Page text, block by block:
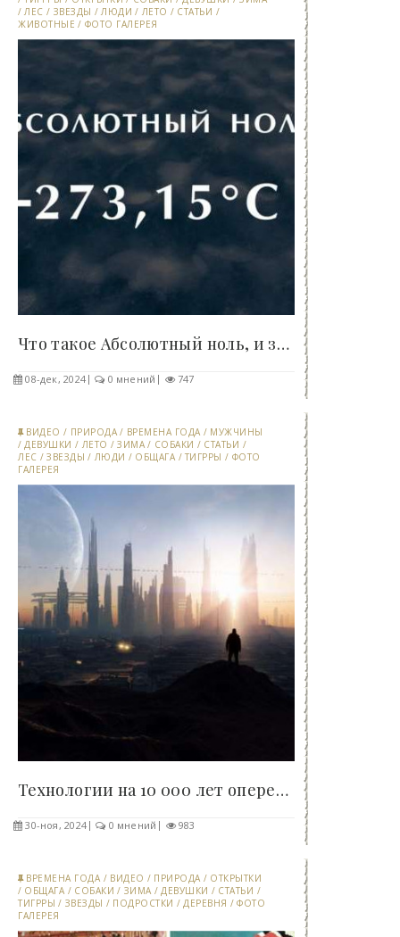
/ЛЕС / ЗВЕЗДЫ /ЛЮДИ / ЛЕТО / СТАТЬИ /
ЖИВОТНЫЕ / ФОТО ГАЛЕРЕЯ
Что такое Абсолютный ноль, и за счет чего..
08-дек, 2024 0 мнений 747
ВИДЕО / ПРИРОДА / ВРЕМЕНА ГОДА / МУЖЧИНЫ
/ДЕВУШКИ / ЛЕТО /ЗИМА / СОБАКИ / СТАТЬИ /
ЛЕС /ЗВЕЗДЫ / ЛЮДИ / ОБЩАГА / ТИГРРЫ / ФОТО
ГАЛЕРЕЯ
Технологии на 10 000 лет опережают человечество...
30-ноя, 2024 0 мнений 983
ВРЕМЕНА ГОДА / ВИДЕО / ПРИРОДА / ОТКРЫТКИ
/ ОБЩАГА / СОБАКИ / ЗИМА /ДЕВУШКИ / СТАТЬИ /
ТИГРРЫ / ЗВЕЗДЫ / ПОДРОСТКИ /ДЕРЕВНЯ /ФОТО
ГАЛЕРЕЯ